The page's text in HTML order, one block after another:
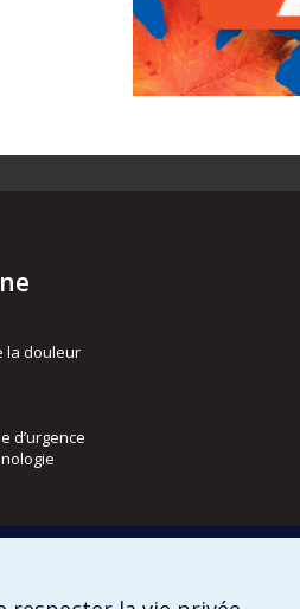
la douleur
d’urgence